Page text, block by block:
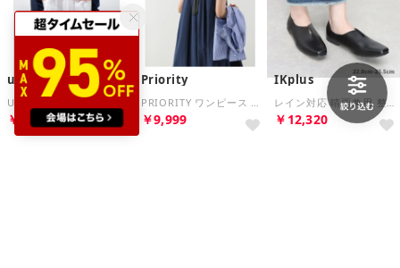
umbro
UMBRO ウインドジャケット HE アノラツクパーカー ULUQJK33 （ネイビー）
￥6,999
Priority
￥9,999
IKplus
レイン対応 晴雨兼用 整体師と一緒に作った美脚美姿勢パンプス 日本製 Vカットプレーンバブーシュ ■ブラックスムース■ 155 パンプス コンフォートシューズ フラットシューズ 神戸シューズ kobe shoes
￥12,320